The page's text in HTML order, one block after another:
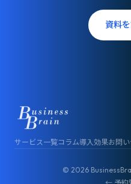
資料
サービス一覧コラム導入効果お問
© 2026